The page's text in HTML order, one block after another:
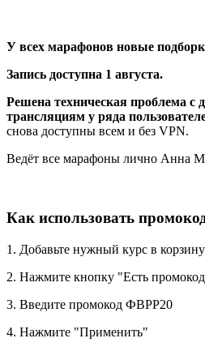
У всех марафонов новые
Запись доступна 1 августа.
Решена техническая проблема с
трансляциям у ряда
снова доступны всем и без VPN.
Ведёт все марафоны лично Анна
Как использовать
1. Добавьте нужный курс в корзину
2. Нажмите кнопку "Есть
3. Введите промокод ФВРР20
4. Нажмите "Применить"